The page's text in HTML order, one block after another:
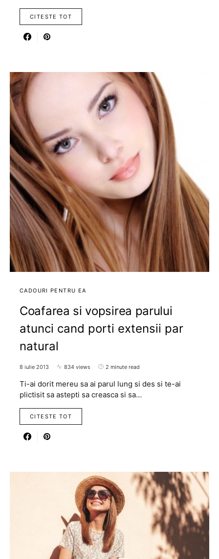
CITESTE TOT
CADOURI PENTRU EA
Coafarea si vopsirea parului
atunci cand porti extensii par
natural
8 iulie 2013 834 views 2 minute read
Ti-ai dorit mereu sa ai parul lung si des si te-ai
plictisit sa astepti sa creasca si sa…
CITESTE TOT